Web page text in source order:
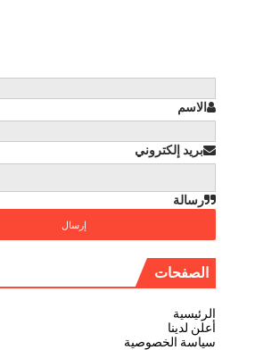
الاسم
بريد إلكتروني
رسالة
الصفحات
الرئيسية
أعلن لدينا
سياسة الخصوصية